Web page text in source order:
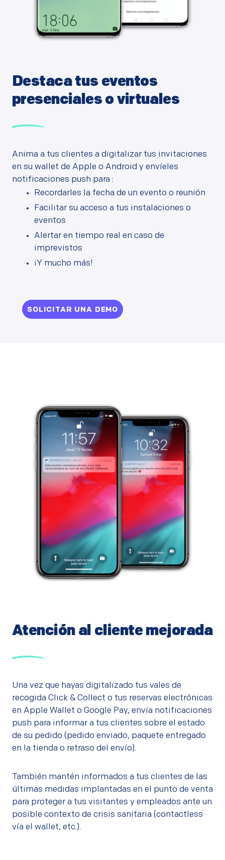
Destaca tus eventos
presenciales o virtuales
Anima a tus clientes a digitalizar tus invitaciones
en su wallet de Apple o Android y envíeles
notificaciones push para :
Recordarles la fecha de un evento o reunión
Facilitar su acceso a tus instalaciones o
eventos
Alertar en tiempo real en caso de
imprevistos
¡Y mucho más!
SOLICITAR UNA DEMO
Atención al cliente mejorada
Una vez que hayas digitalizado tus vales de
recogida Click & Collect o tus reservas electrónicas
en Apple Wallet o Google Pay, envía notificaciones
push para informar a tus clientes sobre el estado
de su pedido (pedido enviado, paquete entregado
en la tienda o retraso del envío).
También mantén informados a tus clientes de las
últimas medidas implantadas en el punto de venta
para proteger a tus visitantes y empleados ante un
posible contexto de crisis sanitaria (contactless
vía el wallet, etc.).